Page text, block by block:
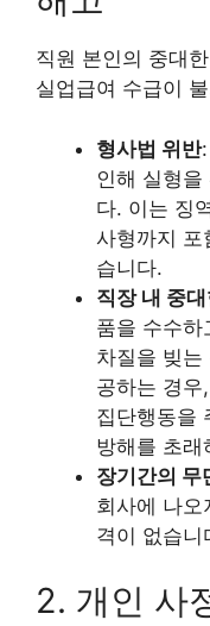
직원 본인의 중대
실업급여 수급이
형사법 위반
인해 실형
다. 이는 징
사형까지 포
습니다.
직장 내 중
품을 수수하
차질을 빚는
공하는 경우
집단행동을
방해를 초래
장기간의 무
회사에 나
격이 없습니
2. 개인 사